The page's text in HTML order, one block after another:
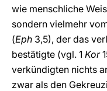
wie menschliche
sondern vielmehr
(Eph 3,5), der das
bestätigte (vgl. 1 Kor
verkündigten nichts
zwar als den